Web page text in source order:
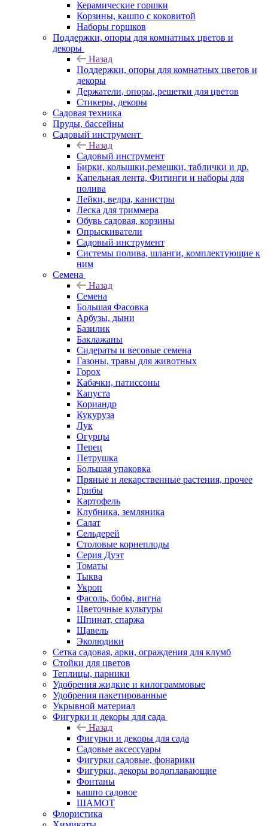
Керамические горшки
Корзины, кашпо с коковитой
Наборы горшков
Поддержки, опоры для комнатных цветов и
декоры
Назад
Поддержки, опоры для комнатных цветов и
декоры
Держатели, опоры, решетки для цветов
Стикеры, декоры
Садовая техника
Пруды, бассейны
Садовый инструмент
Назад
Садовый инструмент
Бирки, колышки,ремешки, таблички и др.
Капельная лента, Фитинги и наборы для
полива
Лейки, ведра, канистры
Леска для триммера
Обувь садовая, корзины
Опрыскиватели
Садовый инструмент
Системы полива, шланги, комплектующие к
ним
Семена
Назад
Семена
Большая Фасовка
Арбузы, дыни
Базилик
Баклажаны
Сидераты и весовые семена
Газоны, травы для животных
Горох
Кабачки, патиссоны
Капуста
Кориандр
Кукуруза
Лук
Огурцы
Перец
Петрушка
Большая упаковка
Пряные и лекарственные растения, прочее
Грибы
Картофель
Клубника, земляника
Салат
Сельдерей
Столовые корнеплоды
Серия Дуэт
Томаты
Тыква
Укроп
Фасоль, бобы, вигна
Цветочные культуры
Шпинат, спаржа
Щавель
Эколюдики
Сетка садовая, арки, ограждения для клумб
Стойки для цветов
Теплицы, парники
Удобрения жидкие и килограммовые
Удобрения пакетированные
Укрывной материал
Фигурки и декоры для сада
Назад
Фигурки и декоры для сада
Садовые аксессуары
Фигурки садовые, фонарики
Фигурки, декоры водоплавающие
Фонтаны
кашпо садовое
ШАМОТ
Флористика